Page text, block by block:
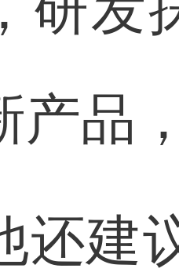
产品
议